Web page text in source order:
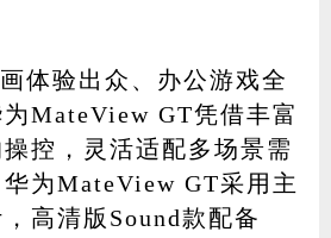
体验出众、办公游戏全
MateView GT凭借丰富
控，灵活适配多场景需
为MateView GT采用主
高清版Sound款配备